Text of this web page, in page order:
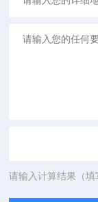
请输入计算结果（